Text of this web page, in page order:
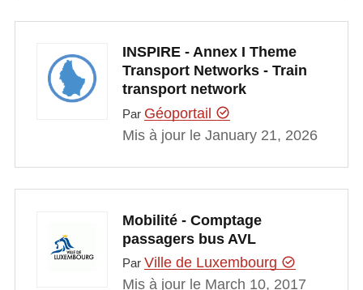
INSPIRE - Annex I Theme
Transport Networks - Train
transport network
Par Géoportail
Mis à jour le January 21, 2026
Mobilité - Comptage
passagers bus AVL
Par Ville de Luxembourg
Mis à jour le March 10, 2017